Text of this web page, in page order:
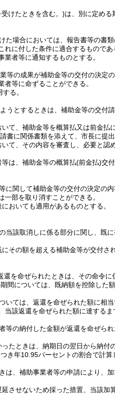
けたときを含む。)は、別に定める
場合においては、報告書等の書
に付した条件に適合するもので
者等に通知するものとする。
等の成果が補助金等の交付の決定
等に命ずることができる。
る。
うとするときは、補助金等の交付
て、補助金等を概算払又は前金払
書に関係書類を添えて、市長に提
て、その内容を審査し、必要と認
は、補助金等の概算払(前金払)交
関して補助金等の交付の決定の
部を取り消すことができる。
おいても適用があるものとする。
該取消しに係る部分に関し、既
その額を超える補助金等が交付さ
を命ぜられたときは、その命令
間については、既納額を控除した
いては、返還を命ぜられた額に相
該返還を命ぜられた額に達する
の納付した金額が返還を命ぜら
たときは、納期日の翌日から納付
き年10.95パーセントの割合で計
は、補助事業者等の申請により、
させないため採った措置、当該加